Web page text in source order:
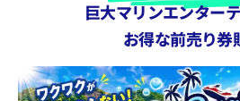
お得な前売り券